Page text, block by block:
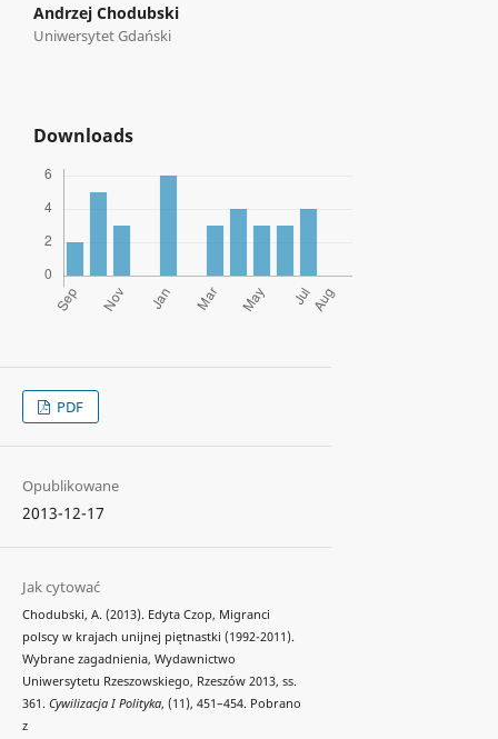
Andrzej Chodubski
Uniwersytet Gdański
Downloads
PDF
Opublikowane
2013-12-17
Jak cytować
Chodubski, A. (2013). Edyta Czop, Migranci
polscy w krajach unijnej piętnastki (1992-2011).
Wybrane zagadnienia, Wydawnictwo
Uniwersytetu Rzeszowskiego, Rzeszów 2013, ss.
361. Cywilizacja I Polityka, (11), 451–454. Pobrano
z